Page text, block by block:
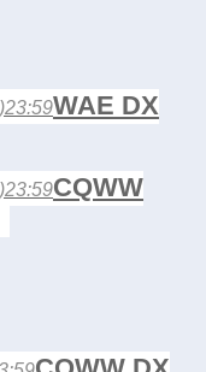
23:59WAE DX
23:59CQWW